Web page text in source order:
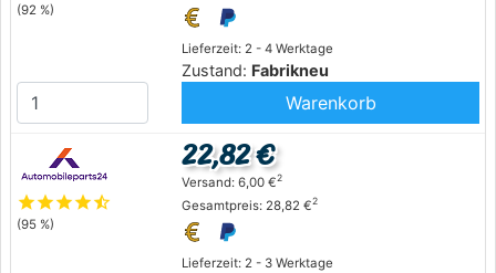
(92 %)
Lieferzeit: 2 - 4 Werktage
Zustand: Fabrikneu
Warenkorb
starstarstarstarstar_half
(95 %)
Lieferzeit: 2 - 3 Werktage
22,82 €
Versand: 6,00 €2
Gesamtpreis: 28,82 €2